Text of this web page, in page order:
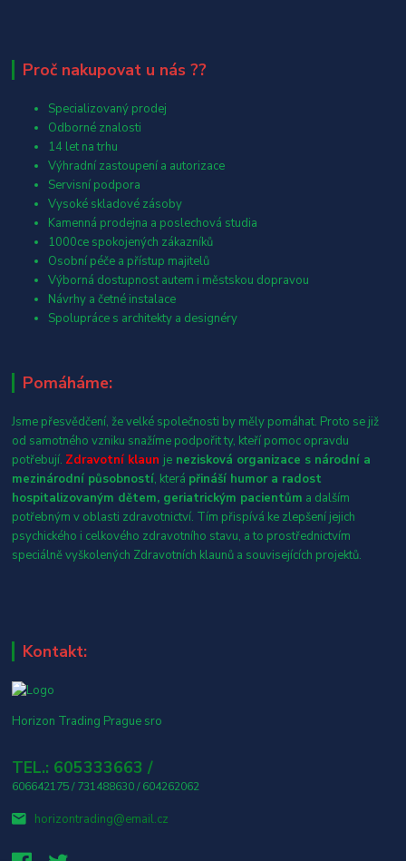
Proč nakupovat u nás ??
Specializovaný prodej
Odborné znalosti
14 let na trhu
Výhradní zastoupení a autorizace
Servisní podpora
Vysoké skladové zásoby
Kamenná prodejna a poslechová studia
1000ce spokojených zákazníků
Osobní péče a přístup majitelů
Výborná dostupnost autem i městskou dopravou
Návrhy a četné instalace
Spolupráce s architekty a designéry
Pomáháme:
Jsme přesvědčení, že velké společnosti by měly pomáhat. Proto se již
od samotného vzniku snažíme podpořit ty, kteří pomoc opravdu
potřebují. Zdravotní klaun je nezisková organizace s národní a
mezinárodní působností, která přináší humor a radost
hospitalizovaným dětem, geriatrickým pacientům a dalším
potřebným v oblasti zdravotnictví. Tím přispívá ke zlepšení jejich
psychického i celkového zdravotního stavu, a to prostřednictvím
speciálně vyškolených Zdravotních klaunů a souvisejících projektů.
Kontakt:
Horizon Trading Prague sro
TEL.: 605333663 /
606642175 / 731488630 / 604262062
horizontrading@email.cz